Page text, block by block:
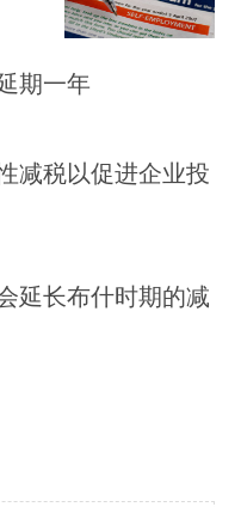
期一年
减税以促进企业投
延长布什时期的减